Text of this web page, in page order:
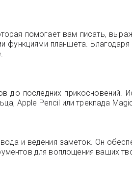
помогает вам писать,
планшета.
последних прикосновений.
Apple Pencil или трекпада
и ведения заметок. Он
для воплощения ваших